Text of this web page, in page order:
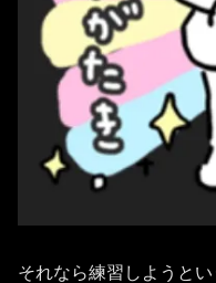
それなら練習しようと